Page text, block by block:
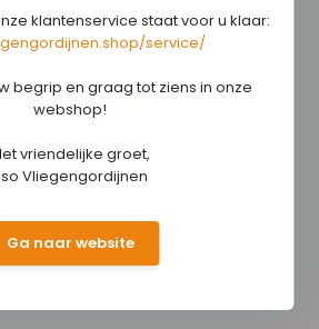
klantenservice staat voor u klaar:
service/
begrip en graag tot ziens in onze
webshop!
vriendelijke groet,
Vliegengordijnen
Ga naar website